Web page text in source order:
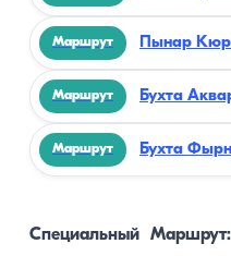
Маршрут Пынар
Маршрут Бухта
Маршрут Бухта
Специальный Маршрут: